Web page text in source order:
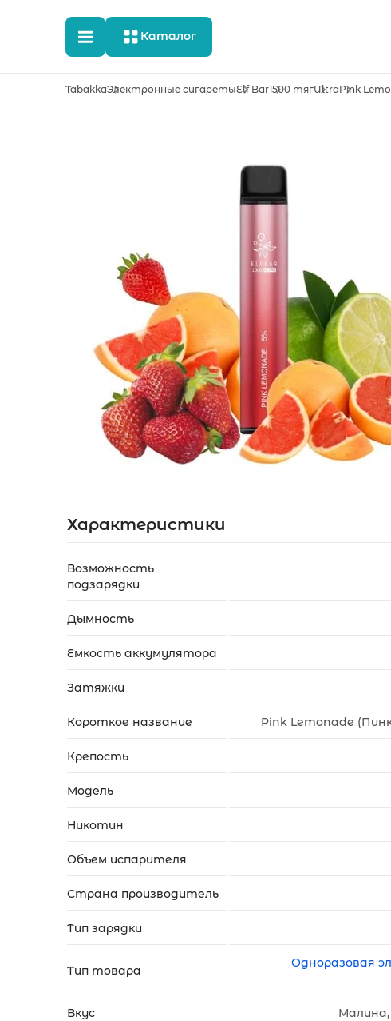
Каталог
TabakkaЭлектронные сигаретыElf Bar1500 тягUltraPink
Характеристики
Возможность
подзарядки
Дымность
Емкость аккумулятора
Затяжки
Короткое название Pink Lemonade
Крепость
Модель
Никотин
Объем испарителя
Страна производитель
Тип зарядки
Тип товара
Одноразовая
Вкус